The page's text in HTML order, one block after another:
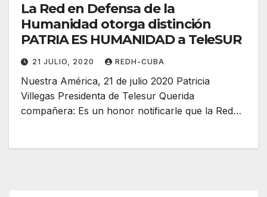
La Red en Defensa de la
Humanidad otorga distinción
PATRIA ES HUMANIDAD a TeleSUR
21 JULIO, 2020 REDH-CUBA
Nuestra América, 21 de julio 2020 Patricia
Villegas Presidenta de Telesur Querida
compañera: Es un honor notificarle que la Red…